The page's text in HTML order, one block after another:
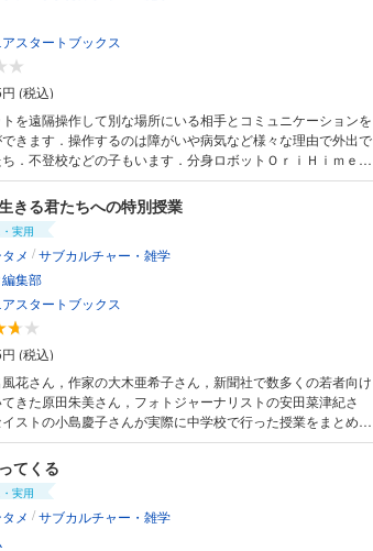
スタートブックス
(税込)
を遠隔操作して別な場所にいる相手とコミュニケーションを
きます．操作するのは障がいや病気など様々な理由で外出で
．不登校などの子もいます．分身ロボットＯｒｉＨｉｍｅを
いる人にインタビューをして分身ロボットの可能性と，そし
会を考えていきます．※この電子書籍は「固定レイアウト型」
おり，タブレットなど大きなディスプレイを備えた端末で読
ています．また，文字だけを拡大すること，文字列のハイラ
辞書の参照，引用などの機能は使用できません．
きる君たちへの特別授業
実用
メ /サブカルチャー・雑学
集部
スタートブックス
(税込)
花さん，作家の大木亜希子さん，新聞社で数多くの若者向け
きた原田朱美さん，フォトジャーナリストの安田菜津紀さ
ストの小島慶子さんが実際に中学校で行った授業をまとめま
悩み，大人になることへの不安，他者への思いやり，いじ
，中学生の思いや悩みに寄り添う1冊です．※この電子書籍
アウト型」で作成されており，タブレットなど大きなディス
た端末で読むことに適しています．また，文字だけを拡大す
列のハイライト，検索，辞書の参照，引用などの機能は使用
てくる
実用
メ /サブカルチャー・雑学